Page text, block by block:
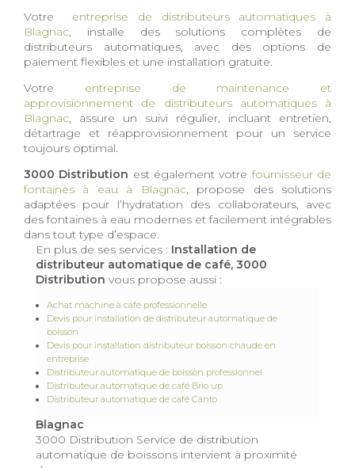
Votre entreprise de distributeurs automatiques à
Blagnac, installe des solutions complètes de
distributeurs automatiques, avec des options de
paiement flexibles et une installation gratuite.
Votre entreprise de maintenance et
approvisionnement de distributeurs automatiques à
Blagnac, assure un suivi régulier, incluant entretien,
détartrage et réapprovisionnement pour un service
toujours optimal.
3000 Distribution est également votrefournisseur de
fontaines à eau à Blagnac, propose des solutions
adaptées pour l’hydratation des collaborateurs, avec
des fontaines à eau modernes et facilement intégrables
dans tout type d’espace.
En plus de ses services : Installation de
distributeur automatique de café, 3000
Distribution vous propose aussi :
Achat machine à café professionnelle
Devis pour installation de distributeur automatique de
boisson
Devis pour installation distributeur boisson chaude en
entreprise
Distributeur automatique de boisson professionnel
Distributeur automatique de café Brio up
Distributeur automatique de café Canto
Blagnac
3000 Distribution Service de distribution
automatique de boissons intervient à proximité